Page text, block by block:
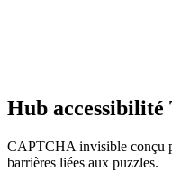
Hub accessibilité
CAPTCHA invisible conçu
barrières liées aux puzzles.